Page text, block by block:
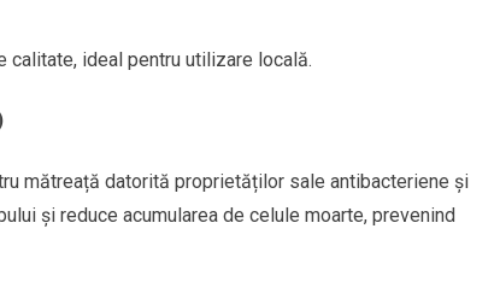
calitate, ideal pentru utilizare locală.
mătreață datorită proprietăților sale antibacteriene și
și reduce acumularea de celule moarte, prevenind